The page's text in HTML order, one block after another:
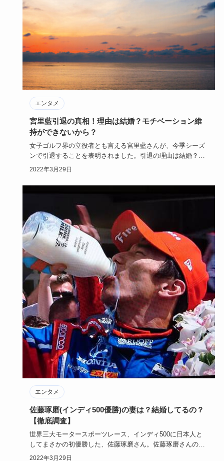
エンタメ
宮里藍引退の真相！理由は結婚？モチベーション維
持ができないから？
女子ゴルフ界の立役者とも言える宮里藍さんが、今季シーズ
ンで引退することを表明されました。引退の理由は結婚？そ
れとも病気？3…
2022年3月29日
エンタメ
佐藤琢磨(インディ500優勝)の妻は？結婚してるの？
【徹底調査】
世界三大モータースポーツレース、インディ500に日本人と
してまさかの初優勝した、佐藤琢磨さん。佐藤琢磨さんの年
収は？結婚は…
2022年3月29日